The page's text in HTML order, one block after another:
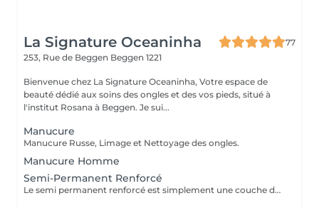
La Signature Oceaninha
77
253, Rue de Beggen Beggen 1221
Bienvenue chez La Signature Oceaninha, Votre espace de
beauté dédié aux soins des ongles et des vos pieds, situé à
l'institut Rosana à Beggen. Je sui...
Manucure
Manucure Russe, Limage et Nettoyage des ongles.
Manucure Homme
Semi-Permanent Renforcé
Le semi permanent renforcé est simplement une couche de vernis avec une base épaisse. Il permet de renforcé vos ongles naturels contrairement au semi permanent classique. Cette technique s'effectue sur des ongles naturels sains et dures. La Manucure Russe est comprise dans le prix. Le remplissage est à faire toutes les 2 semaines et demi / 3 semaines.